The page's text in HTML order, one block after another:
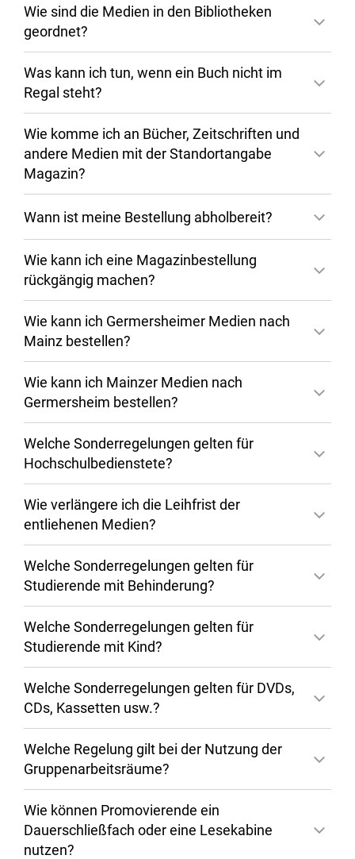
Universitätsmedizin, Bereichsbibliothek
Mathematik, Informatik,
Naturwissenschaften und Technik oder der
Bereichsbibliothek Translations-, Sprach- und
Kulturwissenschaft (während der
Ihren Personalausweis vor, alternativ Ihren
Reisepass und eine amtliche inländische
ausleihe@ub.uni-mainz.de.
Angehörige der Einrichtungen, die
Jahresgebühr befreitsind, legen bitte
außerdem einen Nachweis ihrer
Zugehörigkeit vor.
Minderjährige benötigen
eineEinverständniserklärung(PDF) eines
Erziehungsberechtigten. Externe werden
Nutzungsgebühr für die Ausleihe
Schlüsselkarte
Tagesausleihe
und das Modellspätestens am
nächsten Werktag
der Zentralbibliothek und der
Bereichsbibliothek Georg Forster-
Gebäude
Wie sind die Medien in den Bibliotheken
geordnet?
Was kann ich tun, wenn ein Buch nicht im
Regal steht?
Wie komme ich an Bücher, Zeitschriften und
andere Medien mit der Standortangabe
Magazin?
Wann ist meine Bestellung abholbereit?
Wie kann ich eine Magazinbestellung
rückgängig machen?
Wie kann ich Germersheimer Medien nach
Mainz bestellen?
Wie kann ich Mainzer Medien nach
Germersheim bestellen?
Welche Sonderregelungen gelten für
Hochschulbedienstete?
Wie verlängere ich die Leihfrist der
entliehenen Medien?
Welche Sonderregelungen gelten für
Studierende mit Behinderung?
Welche Sonderregelungen gelten für
Studierende mit Kind?
Welche Sonderregelungen gelten für DVDs,
CDs, Kassetten usw.?
Welche Regelung gilt bei der Nutzung der
Gruppenarbeitsräume?
Wie können Promovierende ein
Dauerschließfach oder eine Lesekabine
nutzen?